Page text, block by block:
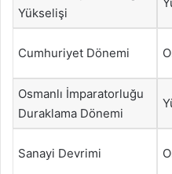
Yükselişi
Cumhuriyet Dönemi
Osmanlı İmparatorluğu
Duraklama Dönemi
Sanayi Devrimi